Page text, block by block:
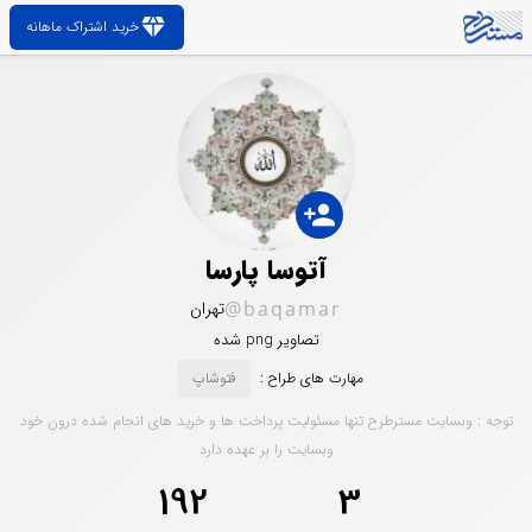
diamondخرید اشتراک ماهانه
person_add
آتوسا پارسا
@baqamarتهران
تصاویر png شده
مهارت های طراح :
فتوشاپ
توجه : وبسایت مسترطرح تنها مسئولیت پرداخت ها و خرید های انجام شده درون خود
وبسایت را بر عهده دارد
3
192